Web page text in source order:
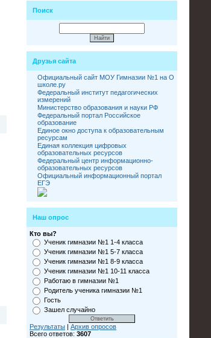
Поиск
Друзья сайта
Официальный сайт МОУ Гимназии №1 на О
школе.ру
Федеральный институт педагогических
измерений
Министерство образования и науки РФ
Федеральный портал Российское
образование
Единое окно доступа к образовательным
ресурсам
Единая коллекция цифровых
образовательных ресурсов
Федеральный центр информационно-
образовательных ресурсов
Официальный информационный портал
ЕГЭ
Наш опрос
Кто вы?
Ученик гимназии №1 1-4 класса
Ученик гимназии №1 5-7 класса
Ученик гимназии №1 8-9 класса
Ученик гимназии №1 10-11 класса
Работаю в гимназии №1
Родитель ученика гимназии №1
Гость
Зашел случайно
Результаты | Архив опросов
Всего ответов: 3607